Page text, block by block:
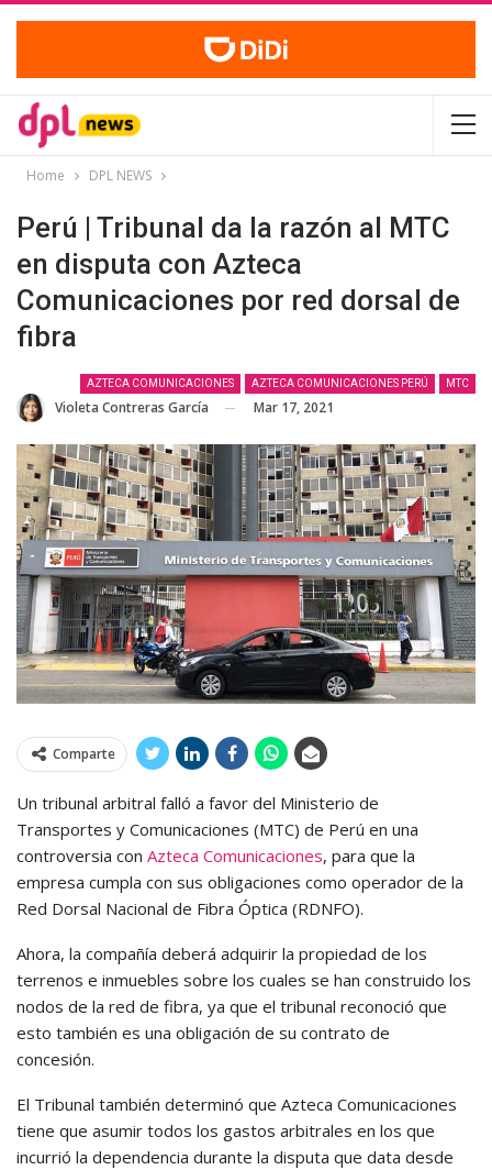
Home DPL NEWS
Perú | Tribunal da la razón al MTC
en disputa con Azteca
Comunicaciones por red dorsal de
fibra
AZTECA COMUNICACIONES AZTECA COMUNICACIONES PERÚ MTC
Violeta Contreras García Mar 17, 2021
Comparte
Un tribunal arbitral falló a favor del Ministerio de
Transportes y Comunicaciones (MTC) de Perú en una
controversia con Azteca Comunicaciones, para que la
empresa cumpla con sus obligaciones como operador de la
Red Dorsal Nacional de Fibra Óptica (RDNFO).
Ahora, la compañía deberá adquirir la propiedad de los
terrenos e inmuebles sobre los cuales se han construido los
nodos de la red de fibra, ya que el tribunal reconoció que
esto también es una obligación de su contrato de
concesión.
El Tribunal también determinó que Azteca Comunicaciones
tiene que asumir todos los gastos arbitrales en los que
incurrió la dependencia durante la disputa que data desde